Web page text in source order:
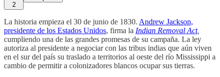
2
La historia empieza el 30 de junio de 1830. Andrew Jackson,
presidente de los Estados Unidos, firma la Indian Removal Act,
cumpliendo una de las grandes promesas de su campaña. La ley
autoriza al presidente a negociar con las tribus indias que aún viven
en el sur del país su traslado a territorios al oeste del río Mississippi a
cambio de permitir a colonizadores blancos ocupar sus tierras.